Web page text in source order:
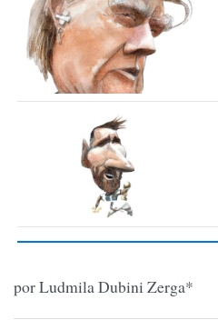
por Ludmila Dubini Zerga*